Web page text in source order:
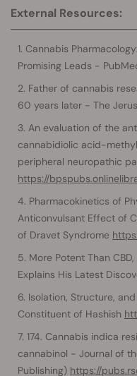
External Resources:
Cannabis
Promising Leads -
Father of cannabis
60 years later - The
An evaluation of the
cannabidiolic acid-
peripheral neuropathic
https://
Pharmacokinetics of
Anticonvulsant Effect of
of Dravet Syndrome
More Potent Than
Explains His Latest
Isolation, Structure,
Constituent of Hashish
174. Cannabis indica
cannabinol - Journal of
Publishing) https://